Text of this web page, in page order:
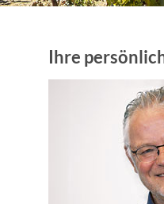
Ihre